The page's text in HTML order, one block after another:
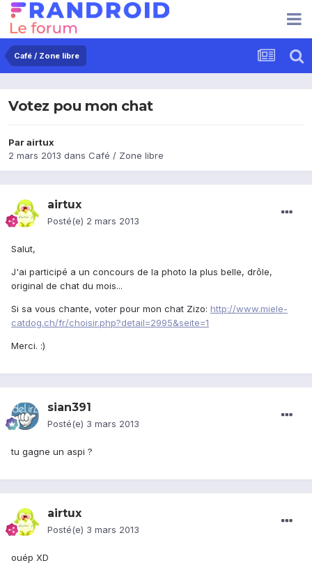
Café / Zone libre
Votez pou mon chat
Parairtux
2 mars 2013 dans Café / Zone libre
airtux
Posté(e) 2 mars 2013
Salut,
J'ai participé a un concours de la photo la plus belle, drôle,
original de chat du mois...
Si sa vous chante, voter pour mon chat Zizo: http://www.miele-
catdog.ch/fr/choisir.php?detail=2995&seite=1
Merci. :)
sian391
Posté(e) 3 mars 2013
tu gagne un aspi ?
airtux
Posté(e) 3 mars 2013
ouép XD